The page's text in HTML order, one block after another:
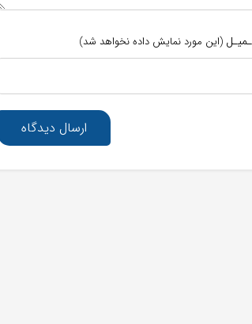
(این مورد نمایش داده نخواهد شد)
ارسال دیدگاه